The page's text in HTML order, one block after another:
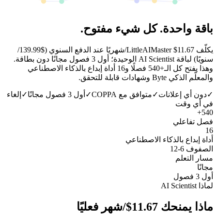
باقة واحدة. كل شيء مفتوح.
يكلّف LittleAIMaster $11.67/شهريًا عند الدفع السنوي ($139.99/
سنويًا) لباقة AI Scientist الوحيدة؛ أول 3 فصول مجانًا دون بطاقة.
وهذا يفتح كل الـ+540 فصلًا و16 أداة إبداع بالذكاء الاصطناعي
والمعلّم الذكي Byte وشهادات قابلة للتحقق.
✓دون أي إعلانات✓متوافق مع COPPA ✓ أول 3 فصول مجانًا ✓ إلغاء
في أي وقت
540+
فصل تفاعلي
16
أداة إبداع بالذكاء الاصطناعي
الصفوف 6-12
مسار التعلم
مجانًا
أول 3 فصول
لماذا AI Scientist
ماذا يمنحك 11.67$/شهر فعليًا